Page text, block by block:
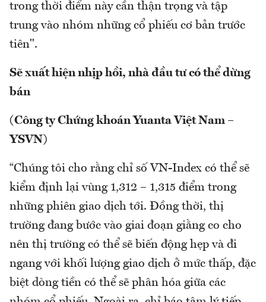
trong thời điểm này cần thận trọng và tập
trung vào nhóm những cổ phiếu cơ bản trước
tiên".
Sẽ xuất hiện nhịp hồi, nhà đầu tư có thể dừng
bán
(Công ty Chứng khoán Yuanta Việt Nam –
YSVN)
“Chúng tôi cho rằng chỉ số VN-Index có thể sẽ
kiểm định lại vùng 1,312 – 1,315 điểm trong
những phiên giao dịch tới. Đồng thời, thị
trường đang bước vào giai đoạn giằng co cho
nên thị trường có thể sẽ biến động hẹp và đi
ngang với khối lượng giao dịch ở mức thấp, đặc
biệt dòng tiền có thể sẽ phân hóa giữa các